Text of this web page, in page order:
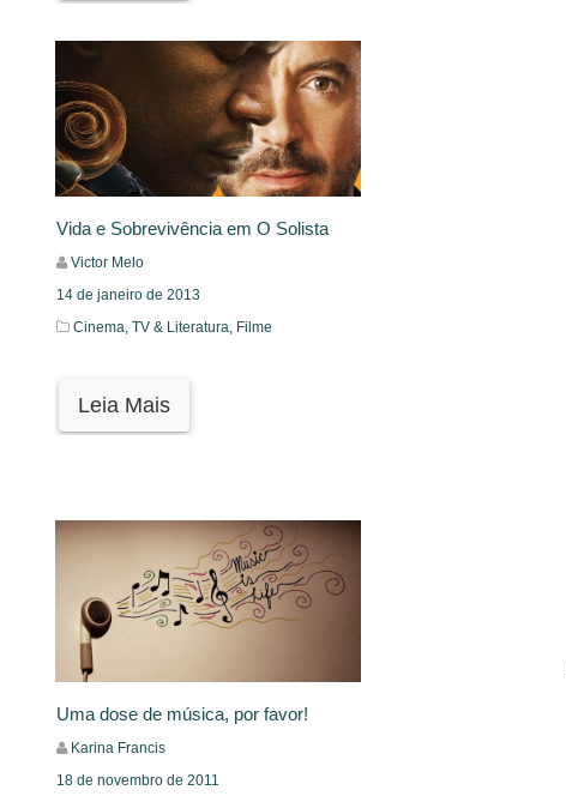
Vida e Sobrevivência em O Solista
Victor Melo
14 de janeiro de 2013
Cinema, TV & Literatura, Filme
Leia Mais
Uma dose de música, por favor!
Karina Francis
18 de novembro de 2011